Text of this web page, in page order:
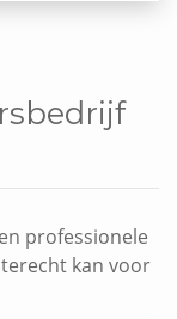
professionele
kan voor